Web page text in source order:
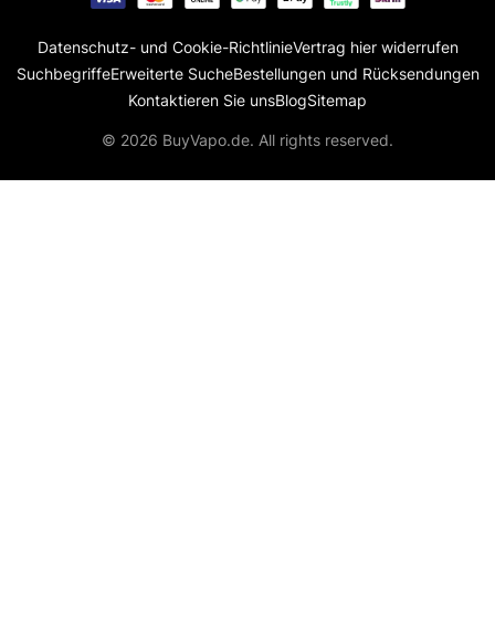
Datenschutz- und Cookie-RichtlinieVertrag hier widerrufen
SuchbegriffeErweiterte SucheBestellungen und Rücksendungen
Kontaktieren Sie unsBlogSitemap
© 2026 BuyVapo.de. All rights reserved.